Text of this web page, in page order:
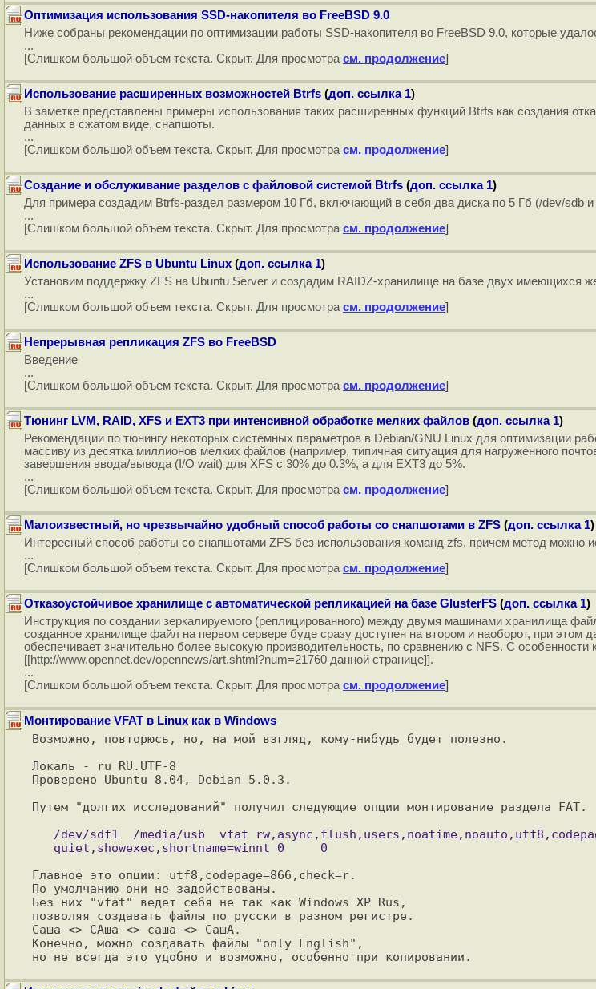
Оптимизация использования SSD-накопителя во FreeBSD 9.0
Ниже собраны рекомендации по оптимизации работы SSD-накопителя во FreeBSD 9.0, которые
...
[Слишком большой объем текста. Скрыт. Для просмотра см. продолжение]
Использование расширенных возможностей Btrfs (доп. ссылка 1)
В заметке представлены примеры использования таких расширенных функций Btrfs как создания
данных в сжатом виде, снапшоты.
...
[Слишком большой объем текста. Скрыт. Для просмотра см. продолжение]
Создание и обслуживание разделов с файловой системой Btrfs (доп. ссылка 1)
Для примера создадим Btrfs-раздел размером 10 Гб, включающий в себя два диска по 5 Гб (/dev/sdb и
...
[Слишком большой объем текста. Скрыт. Для просмотра см. продолжение]
Использование ZFS в Ubuntu Linux (доп. ссылка 1)
Установим поддержку ZFS на Ubuntu Server и создадим RAIDZ-хранилище на базе двух имеющихся
...
[Слишком большой объем текста. Скрыт. Для просмотра см. продолжение]
Непрерывная репликация ZFS во FreeBSD
Введение
...
[Слишком большой объем текста. Скрыт. Для просмотра см. продолжение]
Тюнинг LVM, RAID, XFS и EXT3 при интенсивной обработке мелких файлов (доп. ссылка 1)
Рекомендации по тюнингу некоторых системных параметров в Debian/GNU Linux для оптимизации
массиву из десятка миллионов мелких файлов (например, типичная ситуация для нагруженного
завершения ввода/вывода (I/O wait) для XFS с 30% до 0.3%, а для EXT3 до 5%.
...
[Слишком большой объем текста. Скрыт. Для просмотра см. продолжение]
Малоизвестный, но чрезвычайно удобный способ работы со снапшотами в ZFS (доп. ссылка 1)
Интересный способ работы со снапшотами ZFS без использования команд zfs, причем метод можно
...
[Слишком большой объем текста. Скрыт. Для просмотра см. продолжение]
Отказоустойчивое хранилище с автоматической репликацией на базе GlusterFS (доп. ссылка 1)
Инструкция по создании зеркалируемого (реплицированного) между двумя машинами хранилища
созданное хранилище файл на первом сервере буде сразу доступен на втором и наоборот, при этом
обеспечивает значительно более высокую производительность, по сравнению с NFS. С
[[http://www.opennet.dev/opennews/art.shtml?num=21760 данной странице]].
...
[Слишком большой объем текста. Скрыт. Для просмотра см. продолжение]
Монтирование VFAT в Linux как в Windows
Возможно, повторюсь, но, на мой взгляд, кому-нибудь будет полезно.
Локаль - ru_RU.UTF-8
Проверено Ubuntu 8.04, Debian 5.0.3.
Путем "долгих исследований" получил следующие опции монтирование раздела FAT.
Главное это опции: utf8,codepage=866,check=r.
По умолчанию они не задействованы.
Без них "vfat" ведет себя не так как Windows XP Rus,
позволяя создавать файлы по русски в разном регистре.
Саша <> САша <> саша <> СашА.
Конечно, можно создавать файлы "only English",